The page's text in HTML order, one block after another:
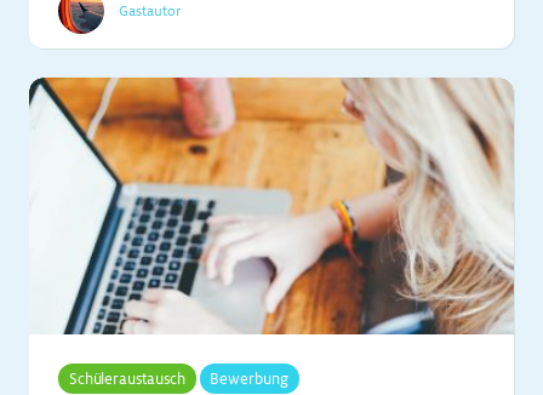
Gastautor
Schüleraustausch Bewerbung